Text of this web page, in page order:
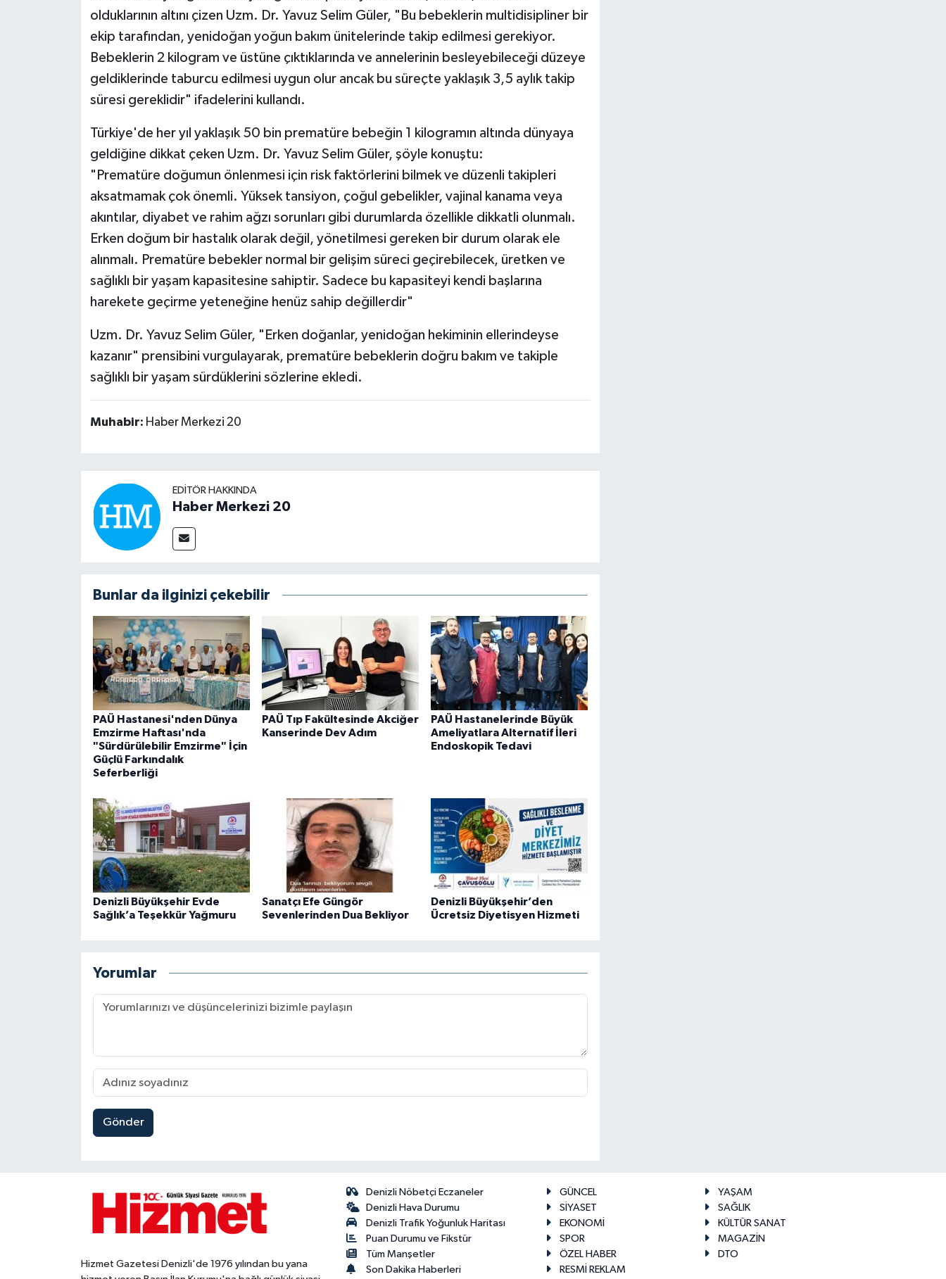
olduklarının altını çizen Uzm. Dr. Yavuz Selim Güler, "Bu bebeklerin multidisipliner bir
ekip tarafından, yenidoğan yoğun bakım ünitelerinde takip edilmesi gerekiyor.
Bebeklerin 2 kilogram ve üstüne çıktıklarında ve annelerinin besleyebileceği düzeye
geldiklerinde taburcu edilmesi uygun olur ancak bu süreçte yaklaşık 3,5 aylık takip
süresi gereklidir" ifadelerini kullandı.
Türkiye'de her yıl yaklaşık 50 bin prematüre bebeğin 1 kilogramın altında dünyaya
geldiğine dikkat çeken Uzm. Dr. Yavuz Selim Güler, şöyle konuştu:
"Prematüre doğumun önlenmesi için risk faktörlerini bilmek ve düzenli takipleri
aksatmamak çok önemli. Yüksek tansiyon, çoğul gebelikler, vajinal kanama veya
akıntılar, diyabet ve rahim ağzı sorunları gibi durumlarda özellikle dikkatli olunmalı.
Erken doğum bir hastalık olarak değil, yönetilmesi gereken bir durum olarak ele
alınmalı. Prematüre bebekler normal bir gelişim süreci geçirebilecek, üretken ve
sağlıklı bir yaşam kapasitesine sahiptir. Sadece bu kapasiteyi kendi başlarına
harekete geçirme yeteneğine henüz sahip değillerdir"
Uzm. Dr. Yavuz Selim Güler, "Erken doğanlar, yenidoğan hekiminin ellerindeyse
kazanır" prensibini vurgulayarak, prematüre bebeklerin doğru bakım ve takiple
sağlıklı bir yaşam sürdüklerini sözlerine ekledi.
Muhabir: Haber Merkezi 20
EDITÖR HAKKINDA
Haber Merkezi 20
Bunlar da ilginizi çekebilir
PAÜ Hastanesi'nden Dünya
Emzirme Haftası'nda
"Sürdürülebilir Emzirme" İçin
Güçlü Farkındalık
Seferberliği
PAÜ Tıp Fakültesinde Akciğer
Kanserinde Dev Adım
PAÜ Hastanelerinde Büyük
Ameliyatlara Alternatif İleri
Endoskopik Tedavi
Denizli Büyükşehir Evde
Sağlık’a Teşekkür Yağmuru
Sanatçı Efe Güngör
Sevenlerinden Dua Bekliyor
Denizli Büyükşehir’den
Ücretsiz Diyetisyen Hizmeti
Yorumlar
Gönder
Hizmet Gazetesi Denizli'de 1976 yılından bu yana
Denizli Nöbetçi Eczaneler
Denizli Hava Durumu
Denizli Trafik Yoğunluk Haritası
Puan Durumu ve Fikstür
Tüm Manşetler
Son Dakika Haberleri
GÜNCEL
YAŞAM
SİYASET
SAĞLIK
EKONOMİ
KÜLTÜR SANAT
SPOR
MAGAZİN
ÖZEL HABER
DTO
RESMİ REKLAM